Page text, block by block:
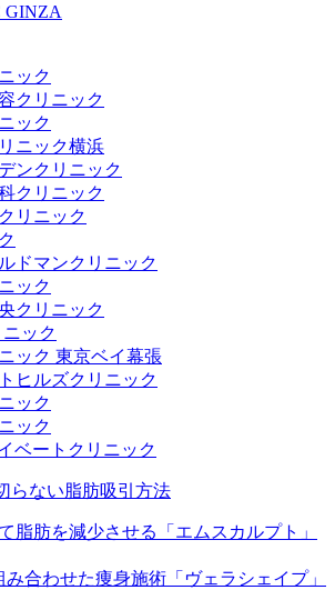
GINZA
ック
クリニック
ック
ニック横浜
ンクリニック
クリニック
リニック
ドマンクリニック
ック
クリニック
ック
ック 東京ベイ幕張
ヒルズクリニック
ック
ック
ベートクリニック
らない脂肪吸引方法
脂肪を減少させる「エムスカルプト」
合わせた痩身施術「ヴェラシェイプ」